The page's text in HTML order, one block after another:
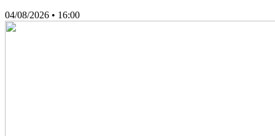
04/08/2026 • 16:00